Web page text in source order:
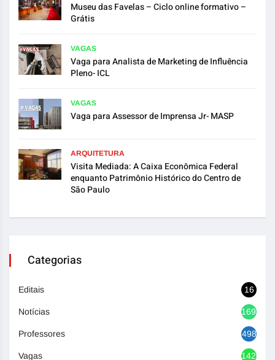
Museu das Favelas – Ciclo online formativo –
Grátis
VAGAS
Vaga para Analista de Marketing de Influência
Pleno- ICL
VAGAS
Vaga para Assessor de Imprensa Jr- MASP
ARQUITETURA
Visita Mediada: A Caixa Econômica Federal
enquanto Patrimônio Histórico do Centro de
São Paulo
Categorias
Editais 16
Notícias 1692
Professores 498
Vagas 1420